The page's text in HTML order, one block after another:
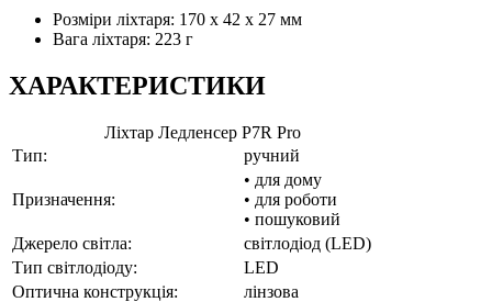
Розміри ліхтаря: 170 x 42 x 27 мм
Вага ліхтаря: 223 г
ХАРАКТЕРИСТИКИ
Ліхтар Ледленсер P7R Pro
Тип:
ручний
Призначення:
• для дому
• для роботи
• пошуковий
Джерело світла:
світлодіод (LED)
Тип світлодіоду:
LED
Оптична конструкція:
лінзова